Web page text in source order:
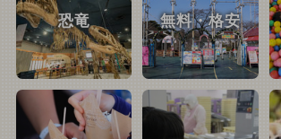
恐竜 無料・格安